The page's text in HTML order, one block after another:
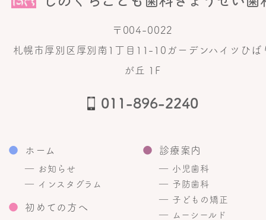
〒004-0022
札幌市厚別区厚別南1丁目11-10ガーデンハイツひば
が丘 1F
011-896-2240
● ホーム
― お知らせ
― インスタグラム
● 初めての方へ
● 診療案内
― 小児歯科
― 予防歯科
― 子どもの矯正
― ムーシールド